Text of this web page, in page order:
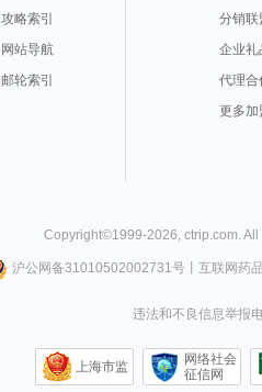
攻略索引
网站导航
邮轮索引
分销联
企业礼
代理合
更多加
Copyright©1999-2026 ctrip.com .
沪公网备31010502002731号丨 互联网药
违法和不良信息举报
上海市监
网络社会
征信网